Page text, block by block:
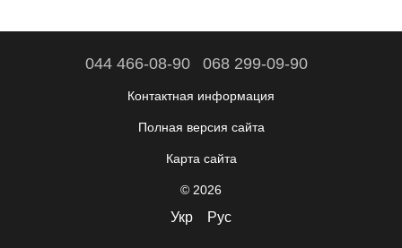
044 466-08-90 068 299-09-90
Контактная информация
Полная версия сайта
Карта сайта
© 2026
Укр Рус